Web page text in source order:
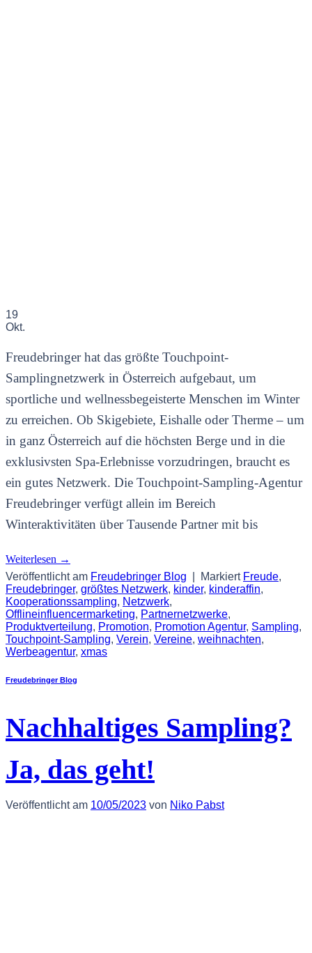
19
Okt.
Freudebringer hat das größte Touchpoint-
Samplingnetzwerk in Österreich aufgebaut, um
sportliche und wellnessbegeisterte Menschen im Winter
zu erreichen. Ob Skigebiete, Eishalle oder Therme – um
in ganz Österreich auf die höchsten Berge und in die
exklusivsten Spa-Erlebnisse vorzudringen, braucht es
ein gutes Netzwerk. Die Touchpoint-Sampling-Agentur
Freudebringer verfügt allein im Bereich
Winteraktivitäten über Tausende Partner mit bis
Weiterlesen →
Veröffentlicht am Freudebringer Blog Markiert Freude,
Freudebringer, größtes Netzwerk, kinder, kinderaffin,
Kooperationssampling, Netzwerk,
Offlineinfluencermarketing, Partnernetzwerke,
Produktverteilung, Promotion, Promotion Agentur, Sampling,
Touchpoint-Sampling, Verein, Vereine, weihnachten,
Werbeagentur, xmas
Freudebringer Blog
Nachhaltiges Sampling?
Ja, das geht!
Veröffentlicht am 10/05/2023 von Niko Pabst